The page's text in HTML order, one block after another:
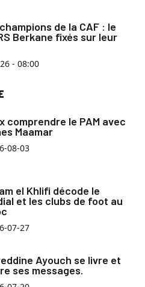
de la CAF : le
Berkane fixés sur leur
- 08:00
comprendre le PAM avec
Maamar
08-03
el Khlifi décode le
et les clubs de foot au
07-27
Ayouch se livre et
ses messages.